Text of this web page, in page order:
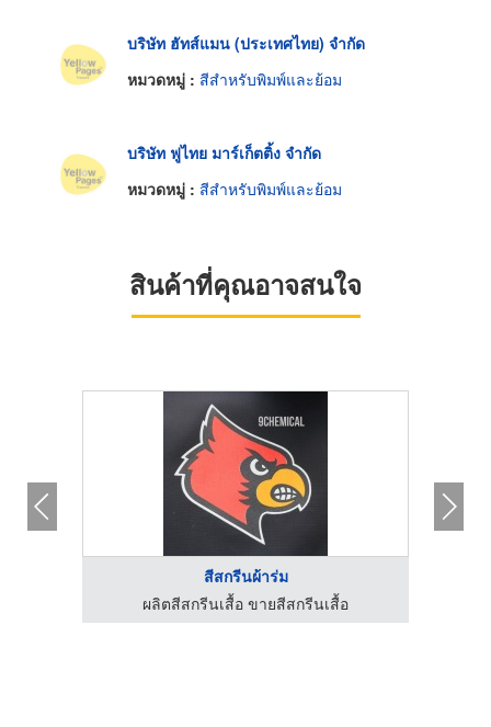
บริษัท ฮัทส์แมน (ประเทศไทย) จำกัด
หมวดหมู่ : สีสำหรับพิมพ์และย้อม
บริษัท ฟูไทย มาร์เก็ตติ้ง จำกัด
หมวดหมู่ : สีสำหรับพิมพ์และย้อม
สินค้าที่คุณอาจสนใจ
สีสกรีนผ้าร่ม
ผลิตสีสกรีนเสื้อ ขายสีสกรีนเสื้อ